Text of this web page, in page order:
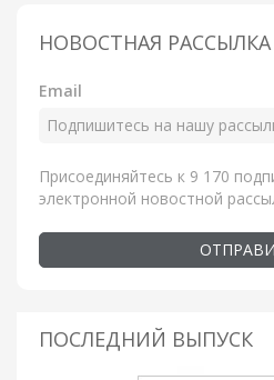
НОВОСТНАЯ РАССЫЛКА
Email
Присоединяйтесь к 9 170
электронной новостной
ПОСЛЕДНИЙ ВЫПУСК